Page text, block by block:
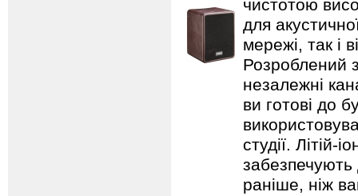
чистотою
для
мережі, так і
Розроблений
незалежні
ви готові до
студії. Літій-
забезпечують
раніше, ніж